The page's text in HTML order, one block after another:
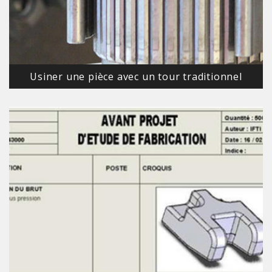
Usiner une pièce avec un tour traditionnel